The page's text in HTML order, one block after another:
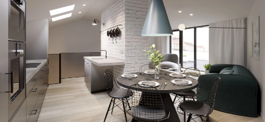
записи
её сейчас